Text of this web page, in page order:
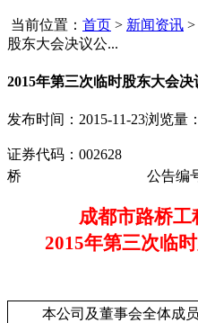
当前位置： 首页 > 新闻资讯 >
股东大会决议公...
2015年第三次临时股东大会决
发布时间：2015-11-23浏览量
证券代码： 002628
桥
公告编
成都市路桥工
2015年第三次临
本公司及董事会全体成